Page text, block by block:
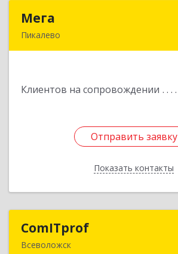
Мега
Пикалево
Клиентов на сопровождении
Отправить заявку
Показать контакты
Отправить заявку
Назад
ComITprof
Всеволожск